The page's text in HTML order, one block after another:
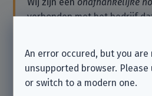
verbonden met het bedrijf
wilt sturen, neem dan
met het bedrijf. Wijkunnenu
gevallen niet helpen.
An error occured, but you are
unsupported browser.
or switch to a modern one.